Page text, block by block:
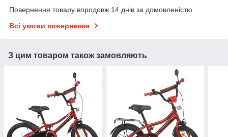
Повернення товару впродовж 14 днів за домовленістю
Всі умови повернення
З цим товаром також замовляють